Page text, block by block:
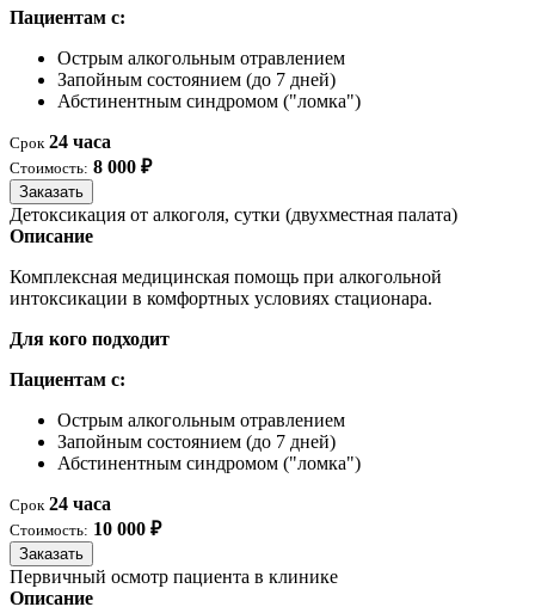
Пациентам с:
Острым алкогольным отравлением
Запойным состоянием (до 7 дней)
Абстинентным синдромом ("ломка")
Срок 24 часа
Стоимость: 8 000 ₽
Заказать
Детоксикация от алкоголя, сутки (двухместная палата)
Описание
Комплексная медицинская помощь при алкогольной
интоксикации в комфортных условиях стационара.
Для кого подходит
Пациентам с:
Острым алкогольным отравлением
Запойным состоянием (до 7 дней)
Абстинентным синдромом ("ломка")
Срок 24 часа
Стоимость: 10 000 ₽
Заказать
Первичный осмотр пациента в клинике
Описание